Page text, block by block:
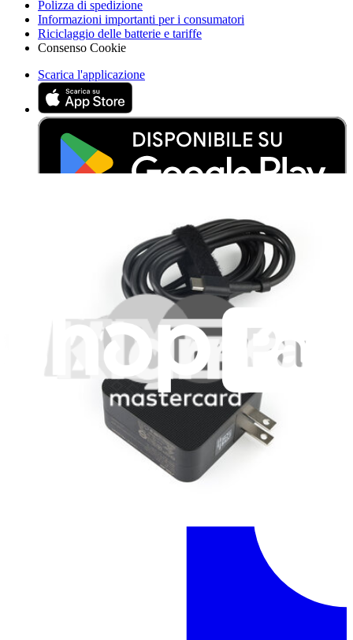
Polizza di spedizione
Informazioni importanti per i consumatori
Riciclaggio delle batterie e tariffe
Consenso Cookie
Scarica l'applicazione